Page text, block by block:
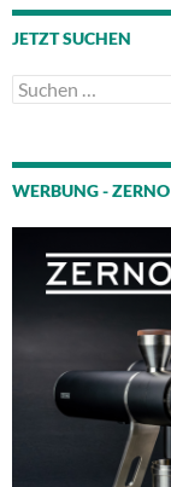
JETZT SUCHEN
Suchen
nach:
WERBUNG - ZERNO